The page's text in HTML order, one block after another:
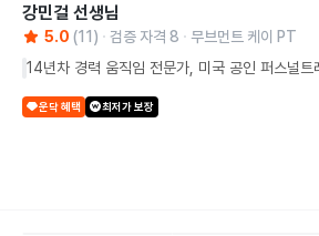
강민걸 선생님
5.0 (11 ) 검증 자격 8
무브먼트 케이 PT
14년차 경력 움직임 전문가, 미국 공인 퍼스널트
운닥 혜택 최저가 보장